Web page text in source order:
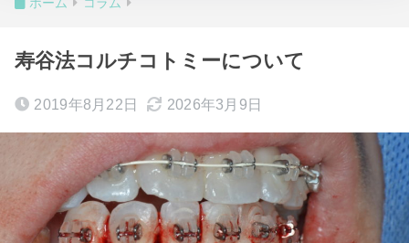
寿谷法コルチコトミーについて
2019年8月22日 2026年3月9日